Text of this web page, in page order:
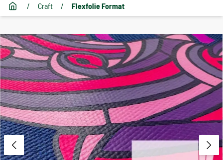
/ Craft / Flexfolie Format